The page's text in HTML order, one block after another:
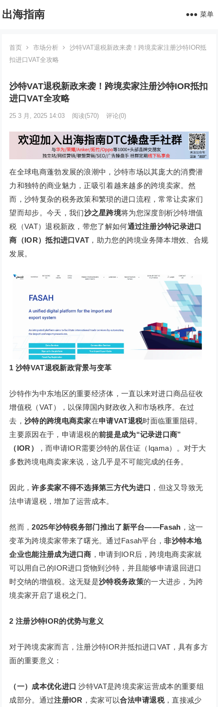
出海指南 菜单
首页 市场分析
沙特VAT退税新政来袭！跨境卖家注册沙特IOR抵
扣进口VAT全攻略
沙特VAT退税新政来袭！跨境卖家注册沙特IOR抵扣
进口VAT全攻略
25 3 月, 2025 14:03 阅读(570) 评论(0)
在全球电商蓬勃发展的浪潮中，沙特市场以其庞大的消费潜
力和独特的商业魅力，正吸引着越来越多的跨境卖家。然
而，沙特复杂的税务政策和繁琐的进口流程，常常让卖家们
望而却步。今天，我们沙之星跨境将为您深度剖析沙特增值
税（VAT）退税新政，带您了解如何通过注册沙特记录进口
商（IOR）抵扣进口VAT ，助力您的跨境业务降本增效、合规
发展。
1 沙特VAT退税新政背景与变革
沙特作为中东地区的重要经济体，一直以来对进口商品征收
增值税（VAT），以保障国内财政收入和市场秩序。在过
去，沙特的跨境电商卖家在申请VAT退税时面临重重阻碍。
主要原因在于，申请退税的前提是成为“记录进口商”
（IOR）
，而申请IOR需要沙特的居住证（Iqama）。对于大
多数跨境电商卖家来说，这几乎是不可能完成的任务。
因此，许多卖家不得不选择第三方代为进口 ，但这又导致无
法申请退税，增加了运营成本。
然而，2025年沙特税务部门推出了新平台——Fasah ，这一
变革为跨境卖家带来了曙光。通过Fasah平台，非沙特本地
企业也能注册成为进口商 ，申请到IOR后，跨境电商卖家就
可以用自己的IOR进口货物到沙特，并且能够申请退回进口
时交纳的增值税。这无疑是沙特税务政策的一大进步，为跨
境卖家开启了退税之门。
2 注册沙特IOR的优势与意义
对于跨境卖家而言，注册沙特IOR并抵扣进口VAT，具有多方
面的重要意义：
（一）成本优化进口沙特VAT是跨境卖家运营成本的重要组
成部分。通过注册IOR ，卖家可以合法申请退税，直接减少